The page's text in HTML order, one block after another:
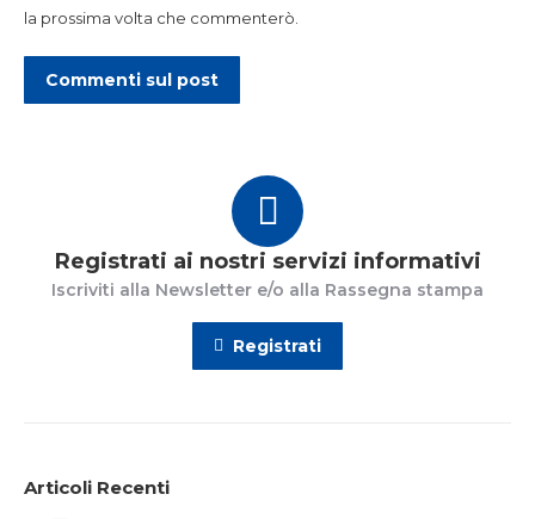
la prossima volta che commenterò.
Commenti sul post
Registrati ai nostri servizi informativi
Iscriviti alla Newsletter e/o alla Rassegna stampa
Registrati
Articoli Recenti